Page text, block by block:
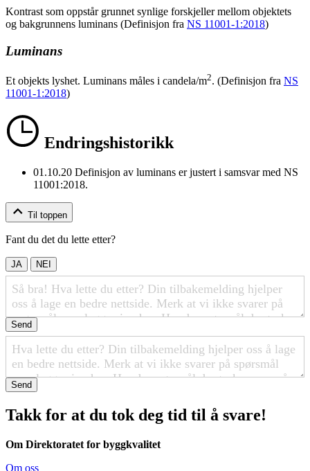
Kontrast som oppstår grunnet synlige forskjeller mellom objektets
og bakgrunnens luminans (Definisjon fra NS 11001-1:2018)
Luminans
Et objekts lyshet. Luminans måles i candela/m2. (Definisjon fra NS
11001-1:2018)
Endringshistorikk
01.10.20 Definisjon av luminans er justert i samsvar med NS
11001:2018.
Til toppen
Fant du det du lette etter?
JA NEI
Send
Send
Takk for at du tok deg tid til å svare!
Om Direktoratet for byggkvalitet
Om oss